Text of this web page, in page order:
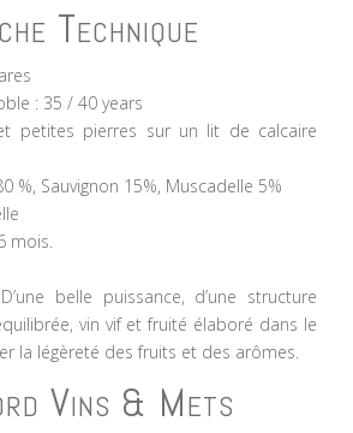
Technique
: 35 / 40 years
petites pierres sur un lit de calcaire
%, Sauvignon 15%, Muscadelle 5%
mois.
belle puissance, d’une structure
vin vif et fruité élaboré dans le
la légèreté des fruits et des arômes.
Vins & Mets